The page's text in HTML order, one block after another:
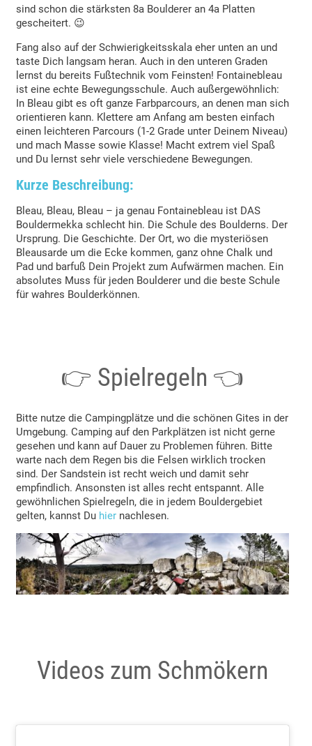
sind schon die stärksten 8a Boulderer an 4a Platten
gescheitert. 😉
Fang also auf der Schwierigkeitsskala eher unten an und
taste Dich langsam heran. Auch in den unteren Graden
lernst du bereits Fußtechnik vom Feinsten! Fontainebleau
ist eine echte Bewegungsschule. Auch außergewöhnlich:
In Bleau gibt es oft ganze Farbparcours, an denen man sich
orientieren kann. Klettere am Anfang am besten einfach
einen leichteren Parcours (1-2 Grade unter Deinem Niveau)
und mach Masse sowie Klasse! Macht extrem viel Spaß
und Du lernst sehr viele verschiedene Bewegungen.
Kurze Beschreibung:
Bleau, Bleau, Bleau – ja genau Fontainebleau ist DAS
Bouldermekka schlecht hin. Die Schule des Boulderns. Der
Ursprung. Die Geschichte. Der Ort, wo die mysteriösen
Bleausarde um die Ecke kommen, ganz ohne Chalk und
Pad und barfuß Dein Projekt zum Aufwärmen machen. Ein
absolutes Muss für jeden Boulderer und die beste Schule
für wahres Boulderkönnen.
👉 Spielregeln 👈
Bitte nutze die Campingplätze und die schönen Gites in der
Umgebung. Camping auf den Parkplätzen ist nicht gerne
gesehen und kann auf Dauer zu Problemen führen. Bitte
warte nach dem Regen bis die Felsen wirklich trocken
sind. Der Sandstein ist recht weich und damit sehr
empfindlich. Ansonsten ist alles recht entspannt. Alle
gewöhnlichen Spielregeln, die in jedem Bouldergebiet
gelten, kannst Du hier nachlesen.
Videos zum Schmökern